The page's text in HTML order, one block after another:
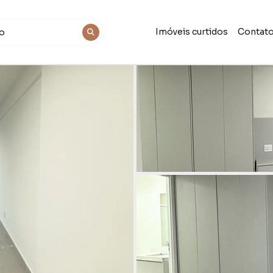
Imóveis curtidos